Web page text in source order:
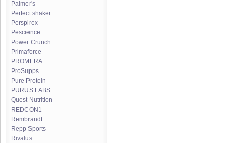
Palmer's
Perfect shaker
Perspirex
Pescience
Power Crunch
Primaforce
PROMERA
ProSupps
Pure Protein
PURUS LABS
Quest Nutrition
REDCON1
Rembrandt
Repp Sports
Rivalus